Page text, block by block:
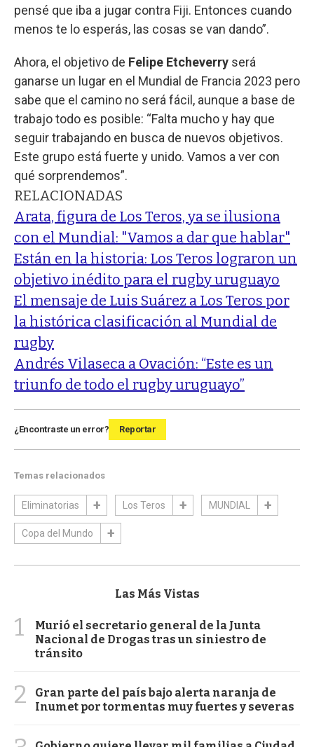
pensé que iba a jugar contra Fiji. Entonces cuando
menos te lo esperás, las cosas se van dando”.
Ahora, el objetivo de Felipe Etcheverry será
ganarse un lugar en el Mundial de Francia 2023 pero
sabe que el camino no será fácil, aunque a base de
trabajo todo es posible: “Falta mucho y hay que
seguir trabajando en busca de nuevos objetivos.
Este grupo está fuerte y unido. Vamos a ver con
qué sorprendemos”.
RELACIONADAS
Arata, figura de Los Teros, ya se ilusiona
con el Mundial: "Vamos a dar que hablar"
Están en la historia: Los Teros lograron un
objetivo inédito para el rugby uruguayo
El mensaje de Luis Suárez a Los Teros por
la histórica clasificación al Mundial de
rugby
Andrés Vilaseca a Ovación: “Este es un
triunfo de todo el rugby uruguayo”
¿Encontraste un error? Reportar
Temas relacionados
Eliminatorias Los Teros MUNDIAL
Copa del Mundo
Las Más Vistas
1
Murió el secretario general de la Junta
Nacional de Drogas tras un siniestro de
tránsito
2
Gran parte del país bajo alerta naranja de
Inumet por tormentas muy fuertes y severas